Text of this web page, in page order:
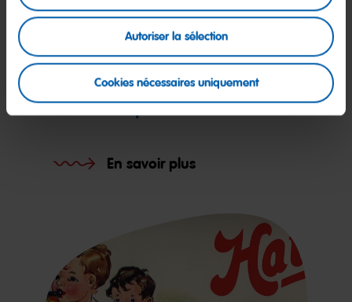
Autoriser la sélection
Cookies nécessaires uniquement
Nos Boutiques
En savoir plus